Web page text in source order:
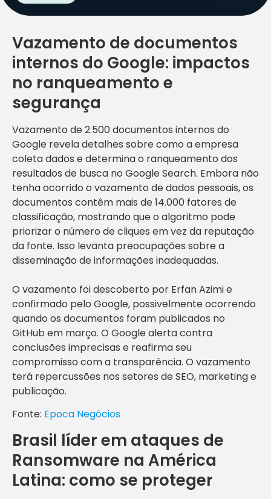
Vazamento de documentos
internos do Google: impactos
no ranqueamento e
segurança
Vazamento de 2.500 documentos internos do
Google revela detalhes sobre como a empresa
coleta dados e determina o ranqueamento dos
resultados de busca no Google Search. Embora não
tenha ocorrido o vazamento de dados pessoais, os
documentos contêm mais de 14.000 fatores de
classificação, mostrando que o algoritmo pode
priorizar o número de cliques em vez da reputação
da fonte. Isso levanta preocupações sobre a
disseminação de informações inadequadas.
O vazamento foi descoberto por Erfan Azimi e
confirmado pelo Google, possivelmente ocorrendo
quando os documentos foram publicados no
GitHub em março. O Google alerta contra
conclusões imprecisas e reafirma seu
compromisso com a transparência. O vazamento
terá repercussões nos setores de SEO, marketing e
publicação.
Fonte: Epoca Negócios
Brasil líder em ataques de
Ransomware na América
Latina: como se proteger